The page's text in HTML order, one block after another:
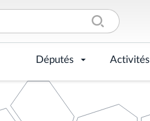
Députés Activités